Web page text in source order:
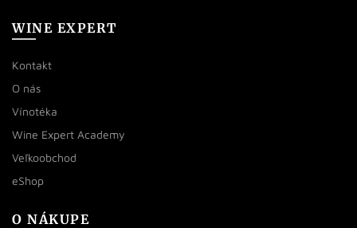
WINE EXPERT
Kontakt
O nás
Vínotéka
Wine Expert Academy
Veľkoobchod
eShop
O NÁKUPE